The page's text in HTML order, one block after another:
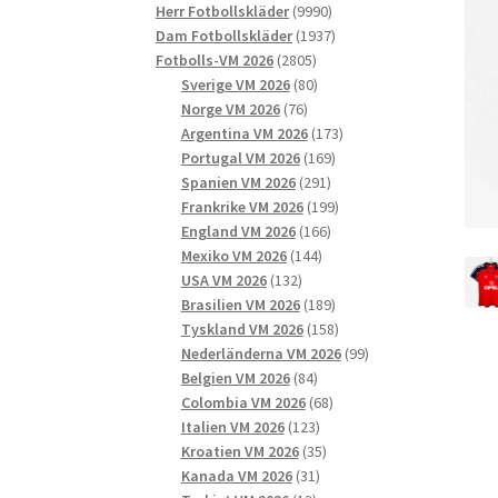
produkter
Herr Fotbollskläder 99909990
produkter
Dam Fotbollskläder 19371937
Fotbolls-VM 2026 28052805
produkter
Sverige VM 2026 8080
Norge VM 2026 7676
produkter
Argentina VM 2026 173173
Portugal VM 2026 169169
produkter
Spanien VM 2026 291291
produkter
Frankrike VM 2026 199199
England VM 2026 166166
Mexiko VM 2026 144144
USA VM 2026 132132
produkter
Brasilien VM 2026 189189
produkter
Tyskland VM 2026 158158
produkter
Nederländerna VM 2026 9999
Belgien VM 2026 8484
produkter
Colombia VM 2026 6868
Italien VM 2026 123123
produkter
Kroatien VM 2026 3535
Kanada VM 2026 3131